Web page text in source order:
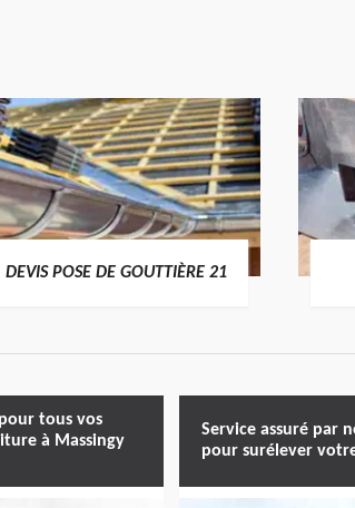
DEVIS POSE DE GOUTTIÈRE 21
tous vos
à Massingy
Service assuré par
pour surélever